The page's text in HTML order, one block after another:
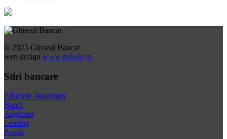
© 2025 Ghiseul Bancar
web design www.dehalo.ro
Stiri bancare
Educatie financiara
Banci
Asigurari
Leasing
Pensii